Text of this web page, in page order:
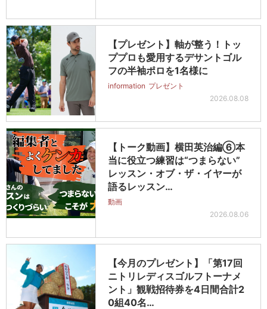
【プレゼント】軸が整う！トッ
ププロも愛用するデサントゴル
フの半袖ポロを1名様に
information プレゼント
2026.08.08
【トーク動画】横田英治編⑥本
当に役立つ練習は“つまらない”
レッスン・オブ・ザ・イヤーが
語るレッスン…
動画
2026.08.06
【今月のプレゼント】「第17回
ニトリレディスゴルフトーナメ
ント」観戦招待券を4日間合計2
0組40名…